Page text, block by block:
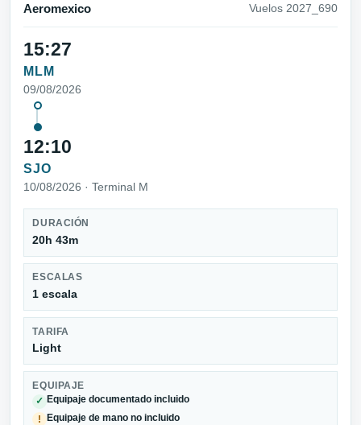
Aeromexico Vuelos 2027_690
15:27
MLM
09/08/2026
12:10
SJO
10/08/2026 · Terminal M
DURACIÓN
20h 43m
ESCALAS
1 escala
TARIFA
Light
EQUIPAJE
✓ Equipaje documentado incluido
! Equipaje de mano no incluido